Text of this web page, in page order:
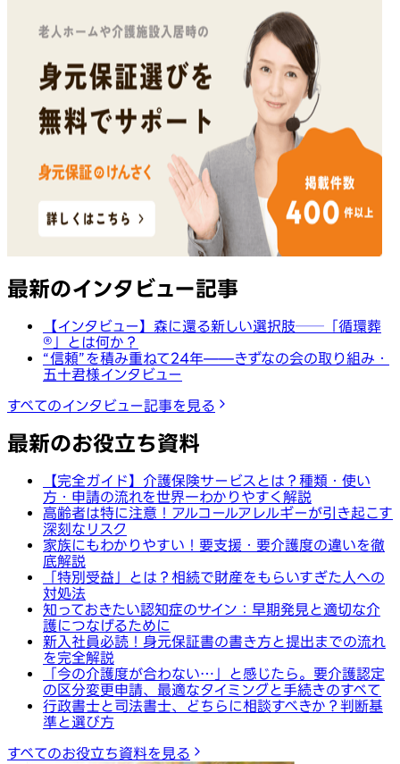
最新のインタビュー記事
【インタビュー】森に還る新しい選択肢──「循環葬
®︎」とは何か？
“信頼”を積み重ねて24年——きずなの会の取り組み・
五十君様インタビュー
すべてのインタビュー記事を見る
最新のお役立ち資料
【完全ガイド】介護保険サービスとは？種類・使い
方・申請の流れを世界一わかりやすく解説
高齢者は特に注意！アルコールアレルギーが引き起こす
深刻なリスク
家族にもわかりやすい！要支援・要介護度の違いを徹
底解説
「特別受益」とは？相続で財産をもらいすぎた人への
対処法
知っておきたい認知症のサイン：早期発見と適切な介
護につなげるために
新入社員必読！身元保証書の書き方と提出までの流れ
を完全解説
「今の介護度が合わない…」と感じたら。要介護認定
の区分変更申請、最適なタイミングと手続きのすべて
行政書士と司法書士、どちらに相談すべきか？判断基
準と選び方
すべてのお役立ち資料を見る